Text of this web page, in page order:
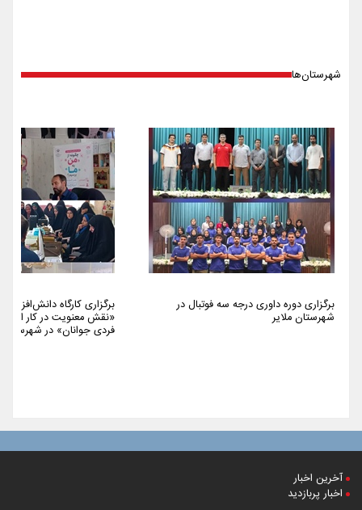
شهرستان‌ها
برگزاری دوره داوری درجه سه فوتبال در
شهرستان ملایر
برگزاری کارگاه
«نقش معنویت در کار
فردی جوانان» در شهرستان
آخرین اخبار
اخبار پربازدید